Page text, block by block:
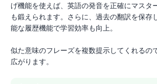
げ機能を使えば、英語の発音を正確にマスタ
も鍛えられます。さらに、過去の翻訳を保存
能な履歴機能で学習効率も向上。
似た意味のフレーズを複数提示してくれるの
広がります。